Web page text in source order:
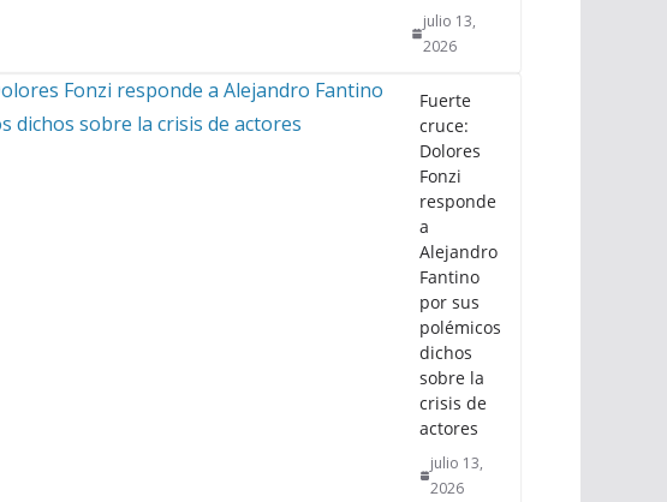
julio 13,
2026
Fuerte
cruce:
Dolores
Fonzi
responde
a
Alejandro
Fantino
por sus
polémicos
dichos
sobre la
crisis de
actores
julio 13,
2026